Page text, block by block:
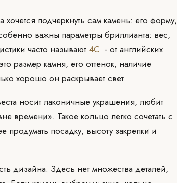
подчеркнуть сам камень: его форму,
важны параметры бриллианта: вес,
часто называют 4C - от английских
размер камня, его оттенок, наличие
хорошо он раскрывает свет.
носит лаконичные украшения, любит
времени». Такое кольцо легко сочетать с
посадку, высоту закрепки и
дизайна. Здесь нет множества деталей,